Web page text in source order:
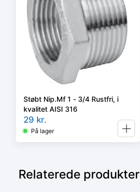
Støbt Nip.Mf 1 - 3/4 Rustfri, i
kvalitet AISI 316
29 kr.
På lager
Relaterede produkter